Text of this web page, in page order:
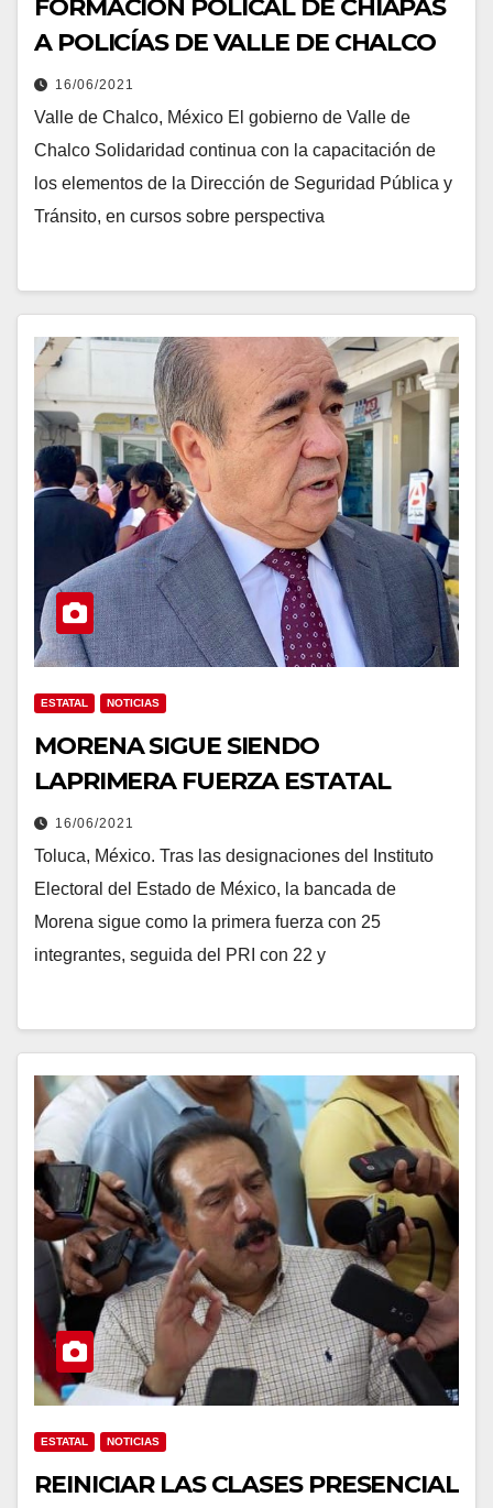
FORMACIÓN POLICAL DE CHIAPAS
A POLICÍAS DE VALLE DE CHALCO
16/06/2021
Valle de Chalco, México El gobierno de Valle de
Chalco Solidaridad continua con la capacitación de
los elementos de la Dirección de Seguridad Pública y
Tránsito, en cursos sobre perspectiva
ESTATAL NOTICIAS
MORENA SIGUE SIENDO
LAPRIMERA FUERZA ESTATAL
16/06/2021
Toluca, México. Tras las designaciones del Instituto
Electoral del Estado de México, la bancada de
Morena sigue como la primera fuerza con 25
integrantes, seguida del PRI con 22 y
ESTATAL NOTICIAS
REINICIAR LAS CLASES PRESENCIAL